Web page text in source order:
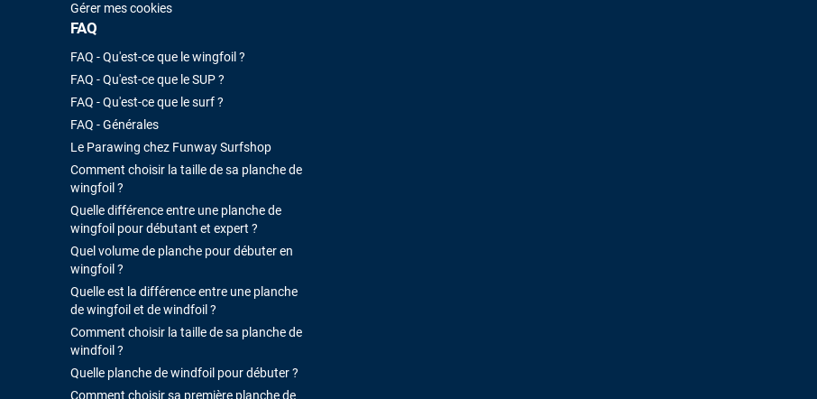
Gérer mes cookies
FAQ
FAQ - Qu'est-ce que le wingfoil ?
FAQ - Qu'est-ce que le SUP ?
FAQ - Qu'est-ce que le surf ?
FAQ - Générales
Le Parawing chez Funway Surfshop
Comment choisir la taille de sa planche de
wingfoil ?
Quelle différence entre une planche de
wingfoil pour débutant et expert ?
Quel volume de planche pour débuter en
wingfoil ?
Quelle est la différence entre une planche
de wingfoil et de windfoil ?
Comment choisir la taille de sa planche de
windfoil ?
Quelle planche de windfoil pour débuter ?
Comment choisir sa première planche de